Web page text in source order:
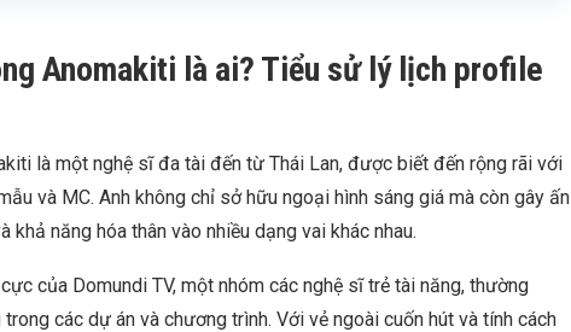
Anomakiti là ai? Tiểu sử lý lịch profile
là một nghệ sĩ đa tài đến từ Thái Lan, được biết đến rộng rãi với
và MC. Anh không chỉ sở hữu ngoại hình sáng giá mà còn gây ấn
năng hóa thân vào nhiều dạng vai khác nhau.
của Domundi TV, một nhóm các nghệ sĩ trẻ tài năng, thường
các dự án và chương trình. Với vẻ ngoài cuốn hút và tính cách